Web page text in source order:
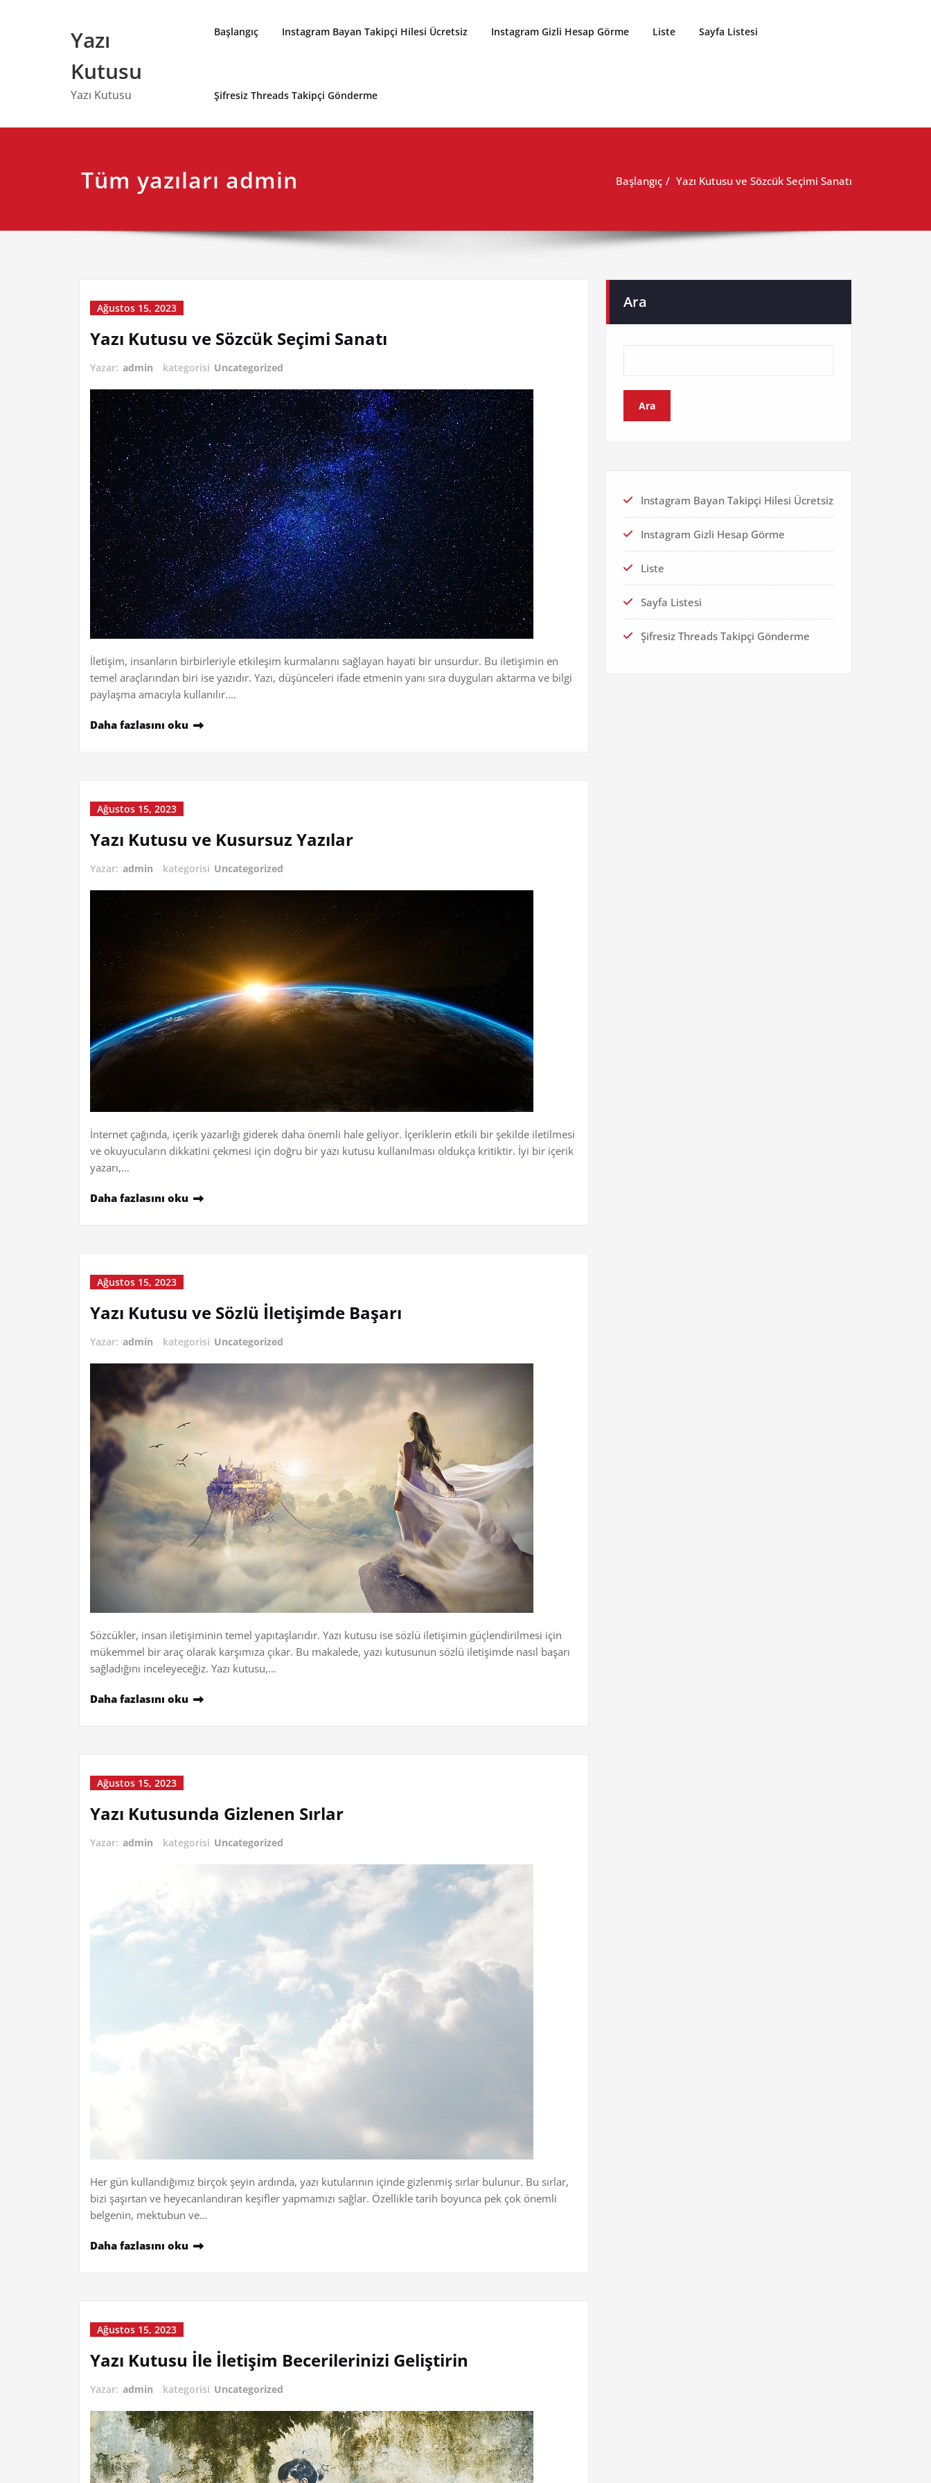
Yazı
Kutusu
Yazı Kutusu
Başlangıç Instagram Bayan Takipçi Hilesi Ücretsiz Instagram Gizli Hesap Görme Liste Sayfa Listesi
Şifresiz Threads Takipçi Gönderme
Tüm yazıları admin Başlangıç Yazı Kutusu ve Sözcük Seçimi Sanatı
Ağustos 15, 2023
Yazı Kutusu ve Sözcük Seçimi Sanatı
Yazar: admin kategorisi Uncategorized
İletişim, insanların birbirleriyle etkileşim kurmalarını sağlayan hayati bir unsurdur. Bu iletişimin en
temel araçlarından biri ise yazıdır. Yazı, düşünceleri ifade etmenin yanı sıra duyguları aktarma ve bilgi
paylaşma amacıyla kullanılır.…
Daha fazlasını oku
Ağustos 15, 2023
Yazı Kutusu ve Kusursuz Yazılar
Yazar: admin kategorisi Uncategorized
İnternet çağında, içerik yazarlığı giderek daha önemli hale geliyor. İçeriklerin etkili bir şekilde iletilmesi
ve okuyucuların dikkatini çekmesi için doğru bir yazı kutusu kullanılması oldukça kritiktir. İyi bir içerik
yazarı,…
Daha fazlasını oku
Ağustos 15, 2023
Yazı Kutusu ve Sözlü İletişimde Başarı
Yazar: admin kategorisi Uncategorized
Sözcükler, insan iletişiminin temel yapıtaşlarıdır. Yazı kutusu ise sözlü iletişimin güçlendirilmesi için
mükemmel bir araç olarak karşımıza çıkar. Bu makalede, yazı kutusunun sözlü iletişimde nasıl başarı
sağladığını inceleyeceğiz. Yazı kutusu,…
Daha fazlasını oku
Ağustos 15, 2023
Yazı Kutusunda Gizlenen Sırlar
Yazar: admin kategorisi Uncategorized
Her gün kullandığımız birçok şeyin ardında, yazı kutularının içinde gizlenmiş sırlar bulunur. Bu sırlar,
bizi şaşırtan ve heyecanlandıran keşifler yapmamızı sağlar. Özellikle tarih boyunca pek çok önemli
belgenin, mektubun ve…
Daha fazlasını oku
Ağustos 15, 2023
Yazı Kutusu İle İletişim Becerilerinizi Geliştirin
Yazar: admin kategorisi Uncategorized
Ara
Ara
Instagram Bayan Takipçi Hilesi Ücretsiz
Instagram Gizli Hesap Görme
Liste
Sayfa Listesi
Şifresiz Threads Takipçi Gönderme